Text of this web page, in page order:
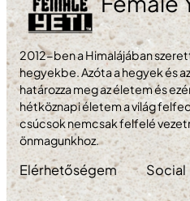
2012-ben a Himalájában
hegyekbe. Azóta a hegyek és
határozza meg az életem és
hétköznapi életem a világ
csúcsok nemcsak felfelé
önmagunkhoz.
Elérhetőségem Social